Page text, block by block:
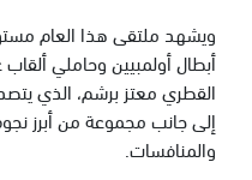
ويشهد ملتقى هذا العام
أبطال أولمبيين وحاملي
القطري معتز برشم، الذي
إلى جانب مجموعة من أبرز
والمنافسات.